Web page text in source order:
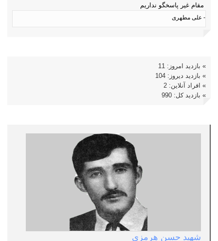
مقام غیر پاسخگو نداریم
- علی مطهری
» بازدید امروز: 11
» بازدید دیروز: 104
» افراد آنلاین: 2
» بازدید کل: 990
شهید حسن هرمزی